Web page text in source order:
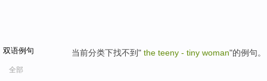
双语例句
全部
当前分类下找不到" the teeny - tiny woman"的例句。